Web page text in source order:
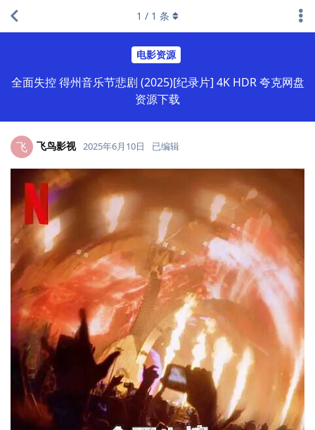
电影资源
全面失控 得州音乐节悲剧 (2025)[纪录片] 4K HDR 夸克网盘
资源下载
1 / 1 条
飞 飞鸟影视 2025年6月10日 已编辑